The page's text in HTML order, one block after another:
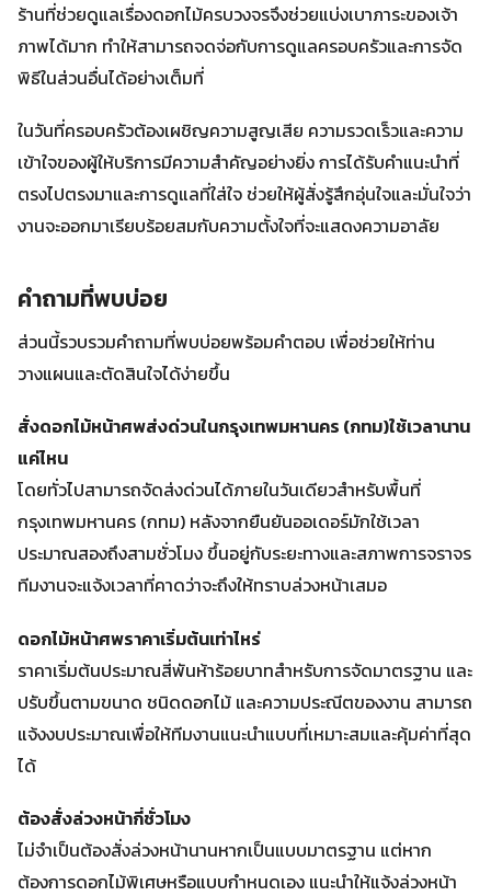
ร้านที่ช่วยดูแลเรื่องดอกไม้ครบวงจรจึงช่วยแบ่งเบาภาระของเจ้า
ภาพได้มาก ทำให้สามารถจดจ่อกับการดูแลครอบครัวและการจัด
พิธีในส่วนอื่นได้อย่างเต็มที่
ในวันที่ครอบครัวต้องเผชิญความสูญเสีย ความรวดเร็วและความ
เข้าใจของผู้ให้บริการมีความสำคัญอย่างยิ่ง การได้รับคำแนะนำที่
ตรงไปตรงมาและการดูแลที่ใส่ใจ ช่วยให้ผู้สั่งรู้สึกอุ่นใจและมั่นใจว่า
งานจะออกมาเรียบร้อยสมกับความตั้งใจที่จะแสดงความอาลัย
คำถามที่พบบ่อย
ส่วนนี้รวบรวมคำถามที่พบบ่อยพร้อมคำตอบ เพื่อช่วยให้ท่าน
วางแผนและตัดสินใจได้ง่ายขึ้น
สั่งดอกไม้หน้าศพส่งด่วนในกรุงเทพมหานคร (กทม)ใช้เวลานาน
แค่ไหน
โดยทั่วไปสามารถจัดส่งด่วนได้ภายในวันเดียวสำหรับพื้นที่
กรุงเทพมหานคร (กทม) หลังจากยืนยันออเดอร์มักใช้เวลา
ประมาณสองถึงสามชั่วโมง ขึ้นอยู่กับระยะทางและสภาพการจราจร
ทีมงานจะแจ้งเวลาที่คาดว่าจะถึงให้ทราบล่วงหน้าเสมอ
ดอกไม้หน้าศพราคาเริ่มต้นเท่าไหร่
ราคาเริ่มต้นประมาณสี่พันห้าร้อยบาทสำหรับการจัดมาตรฐาน และ
ปรับขึ้นตามขนาด ชนิดดอกไม้ และความประณีตของงาน สามารถ
แจ้งงบประมาณเพื่อให้ทีมงานแนะนำแบบที่เหมาะสมและคุ้มค่าที่สุด
ได้
ต้องสั่งล่วงหน้ากี่ชั่วโมง
ไม่จำเป็นต้องสั่งล่วงหน้านานหากเป็นแบบมาตรฐาน แต่หาก
ต้องการดอกไม้พิเศษหรือแบบกำหนดเอง แนะนำให้แจ้งล่วงหน้า